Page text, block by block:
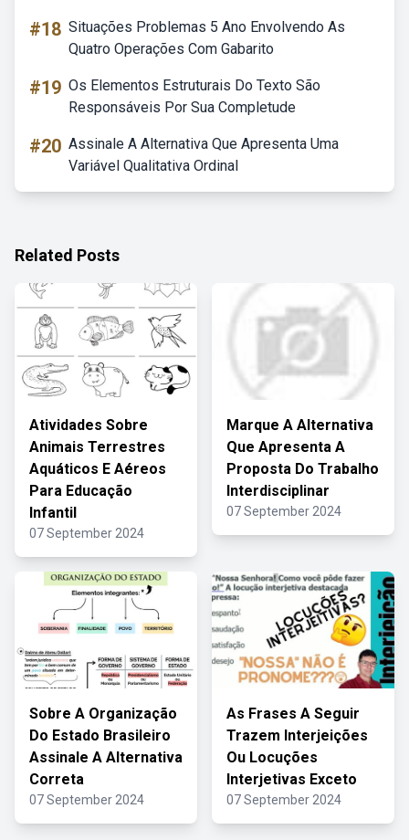
#18 Situações Problemas 5 Ano Envolvendo As
Quatro Operações Com Gabarito
#19 Os Elementos Estruturais Do Texto São
Responsáveis Por Sua Completude
#20 Assinale A Alternativa Que Apresenta Uma
Variável Qualitativa Ordinal
Related Posts
Atividades Sobre
Animais Terrestres
Aquáticos E Aéreos
Para Educação
Infantil
07 September 2024
Marque A Alternativa
Que Apresenta A
Proposta Do Trabalho
Interdisciplinar
07 September 2024
Sobre A Organização
Do Estado Brasileiro
Assinale A Alternativa
Correta
07 September 2024
As Frases A Seguir
Trazem Interjeições
Ou Locuções
Interjetivas Exceto
07 September 2024